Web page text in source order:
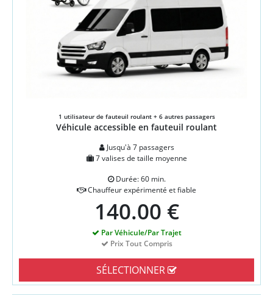
1 utilisateur de fauteuil roulant + 6 autres passagers
Véhicule accessible en fauteuil roulant
Jusqu'à 7 passagers
7 valises de taille moyenne
Durée: 60 min.
Chauffeur expérimenté et fiable
140.00 €
Par Véhicule/Par Trajet
Prix Tout Compris
SÉLECTIONNER